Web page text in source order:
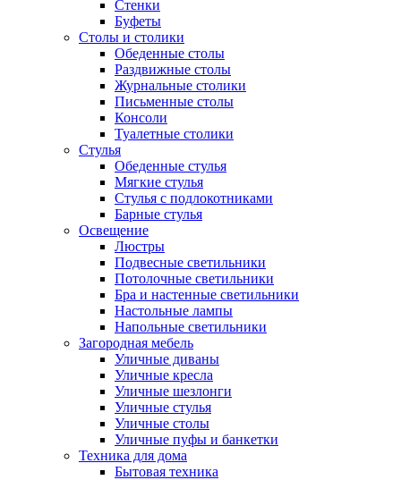
Стенки
Буфеты
Столы и столики
Обеденные столы
Раздвижные столы
Журнальные столики
Письменные столы
Консоли
Туалетные столики
Стулья
Обеденные стулья
Мягкие стулья
Стулья с подлокотниками
Барные стулья
Освещение
Люстры
Подвесные светильники
Потолочные светильники
Бра и настенные светильники
Настольные лампы
Напольные светильники
Загородная мебель
Уличные диваны
Уличные кресла
Уличные шезлонги
Уличные стулья
Уличные столы
Уличные пуфы и банкетки
Техника для дома
Бытовая техника